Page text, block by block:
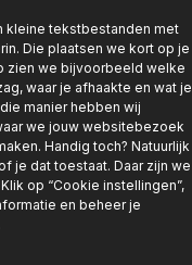
kleine tekstbestanden met
Die plaatsen we kort op je
zien we bijvoorbeeld welke
waar je afhaakte en wat je
manier hebben wij
we jouw websitebezoek
Handig toch? Natuurlijk
je dat toestaat. Daar zijn we
op “Cookie instellingen”,
en beheer je